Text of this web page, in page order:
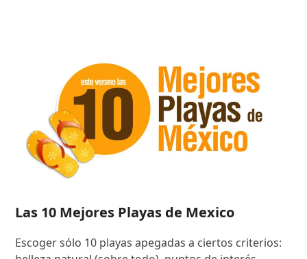
Las 10 Mejores Playas de Mexico
Escoger sólo 10 playas apegadas a ciertos criterios: